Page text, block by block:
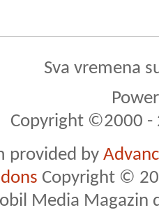
Sva vremena
Copyright ©2000 -
provided by
Copyright ©
Media Magazin